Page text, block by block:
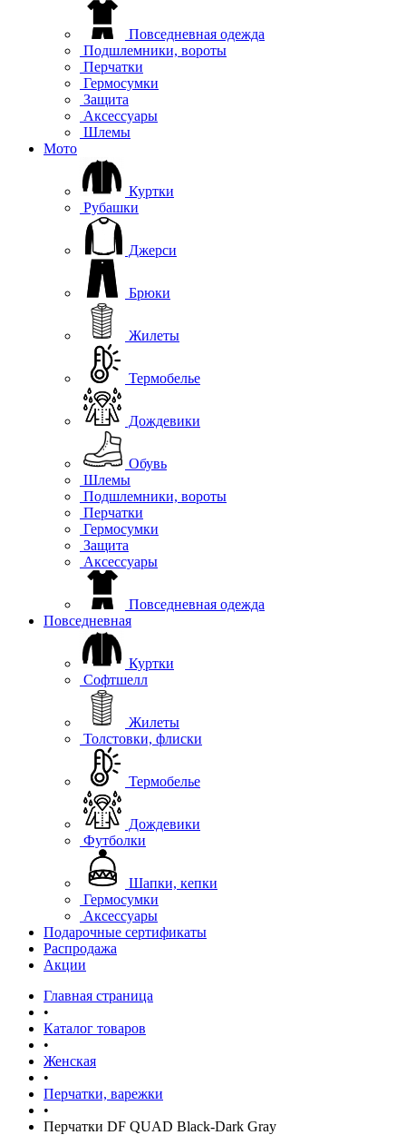
Повседневная одежда
Подшлемники, вороты
Перчатки
Гермосумки
Защита
Аксессуары
Шлемы
Мото
Куртки
Рубашки
Джерси
Брюки
Жилеты
Термобелье
Дождевики
Обувь
Шлемы
Подшлемники, вороты
Перчатки
Гермосумки
Защита
Аксессуары
Повседневная одежда
Повседневная
Куртки
Софтшелл
Жилеты
Толстовки, флиски
Термобелье
Дождевики
Футболки
Шапки, кепки
Гермосумки
Аксессуары
Подарочные сертификаты
Распродажа
Акции
Главная страница
•
Каталог товаров
•
Женская
•
Перчатки, варежки
•
Перчатки DF QUAD Black-Dark Gray